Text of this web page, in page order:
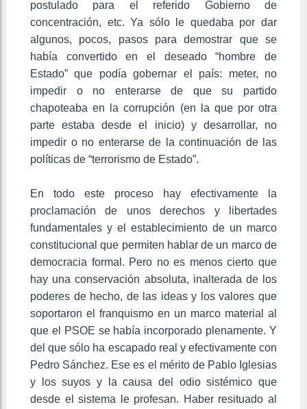
postulado para el referido Gobierno de
concentración, etc. Ya sólo le quedaba por dar
algunos, pocos, pasos para demostrar que se
había convertido en el deseado “hombre de
Estado” que podía gobernar el país: meter, no
impedir o no enterarse de que su partido
chapoteaba en la corrupción (en la que por otra
parte estaba desde el inicio) y desarrollar, no
impedir o no enterarse de la continuación de las
políticas de “terrorismo de Estado”.
En todo este proceso hay efectivamente la
proclamación de unos derechos y libertades
fundamentales y el establecimiento de un marco
constitucional que permiten hablar de un marco de
democracia formal. Pero no es menos cierto que
hay una conservación absoluta, inalterada de los
poderes de hecho, de las ideas y los valores que
soportaron el franquismo en un marco material al
que el PSOE se había incorporado plenamente. Y
del que sólo ha escapado real y efectivamente con
Pedro Sánchez. Ese es el mérito de Pablo Iglesias
y los suyos y la causa del odio sistémico que
desde el sistema le profesan. Haber resituado al